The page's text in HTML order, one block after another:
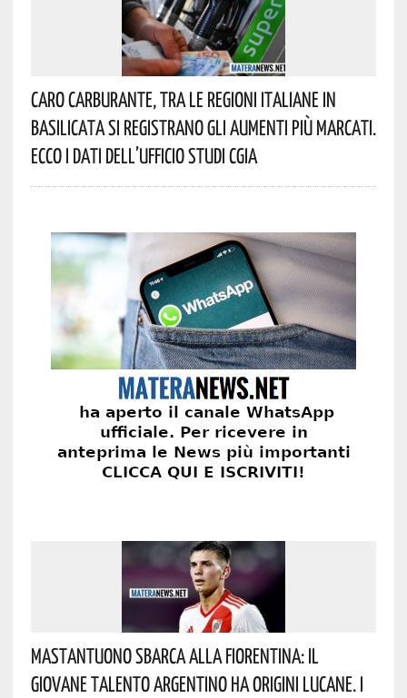
Caro Carburante, Tra Le Regioni Italiane In
Basilicata Si Registrano Gli Aumenti Più Marcati.
Ecco I Dati Dell’Ufficio Studi CGIA
Mastantuono Sbarca Alla Fiorentina: Il
Giovane Talento Argentino Ha Origini Lucane. I